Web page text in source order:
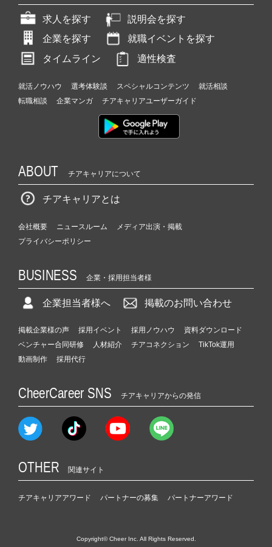
求人を探す
説明会を探す
企業を探す
就職イベントを探す
タイムライン
適性検査
就活ノウハウ 選考体験談 スペシャルコンテンツ
就活相談
転職相談
企業マンガ チアキャリアユーザーガイド
ABOUT チアキャリアについて
チアキャリアとは
会社概要 ニュースルーム
メディア出演・掲載
プライバシーポリシー
BUSINESS 企業・採用担当者様
企業担当者様へ 掲載のお問い合わせ
掲載企業様の声 採用イベント 採用ノウハウ
資料ダウンロード
ベンチャー合同研修
人材紹介 チアコネクション
TikTok運用
動画制作
採用代行
CheerCareer SNS チアキャリアからの発信
OTHER 関連サイト
チアキャリアアワード パートナーの募集 パートナーアワード
Copyright© Cheer Inc. All Rights Reserved.